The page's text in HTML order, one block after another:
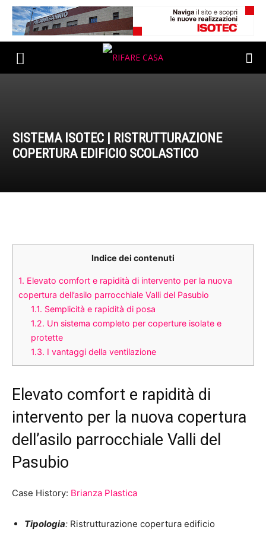
SISTEMA ISOTEC | RISTRUTTURAZIONE
COPERTURA EDIFICIO SCOLASTICO
Indice dei contenuti
1. Elevato comfort e rapidità di intervento per la nuova
copertura dell’asilo parrocchiale Valli del Pasubio
1.1. Semplicità e rapidità di posa
1.2. Un sistema completo per coperture isolate e
protette
1.3. I vantaggi della ventilazione
Elevato comfort e rapidità di
intervento per la nuova copertura
dell’asilo parrocchiale Valli del
Pasubio
Case History: Brianza Plastica
Tipologia: Ristrutturazione copertura edificio